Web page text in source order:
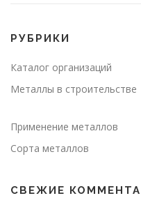
РУБРИКИ
Каталог организаций
Металлы в строительстве
Применение металлов
Сорта металлов
СВЕЖИЕ